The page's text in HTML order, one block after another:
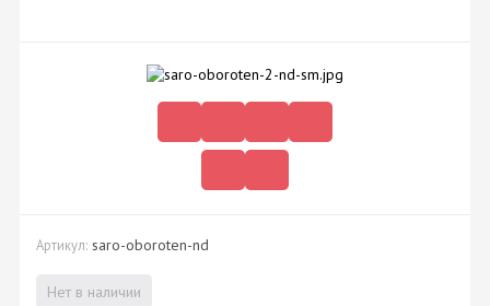
Артикул: saro-oboroten-nd
Нет в наличии